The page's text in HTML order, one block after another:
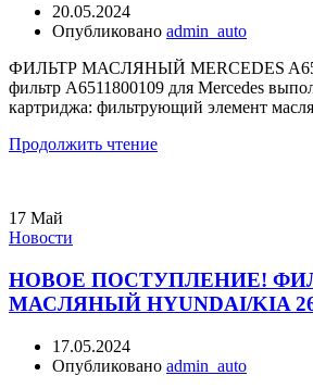
20.05.2024
Опубликовано admin_auto
ФИЛЬТР МАСЛЯНЫЙ MERCEDES
фильтр A6511800109 для Mercedes
картриджа: фильтрующий элемент
Продолжить чтение
17 Май
Новости
НОВОЕ ПОСТУПЛЕНИЕ!
МАСЛЯНЫЙ HYUNDAI/KIA
17.05.2024
Опубликовано admin_auto